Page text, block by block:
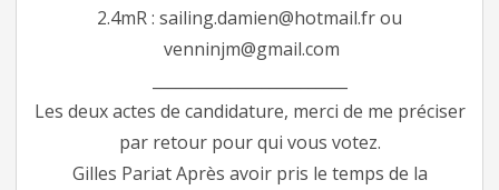
2.4mR : sailing.damien@hotmail.frou
venninjm@gmail.com
Les deux actes de candidature, merci de me préciser
par retour pour qui vous votez.
Gilles Pariat Après avoir pris le temps de la